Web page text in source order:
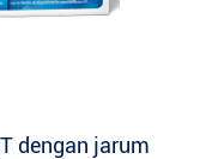
dengan jarum